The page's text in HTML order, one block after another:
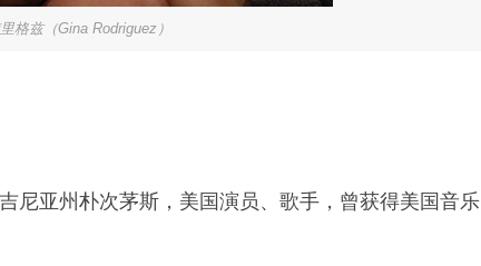
格兹（Gina Rodriguez）
尼亚州朴次茅斯，美国演员、歌手，曾获得美国音乐